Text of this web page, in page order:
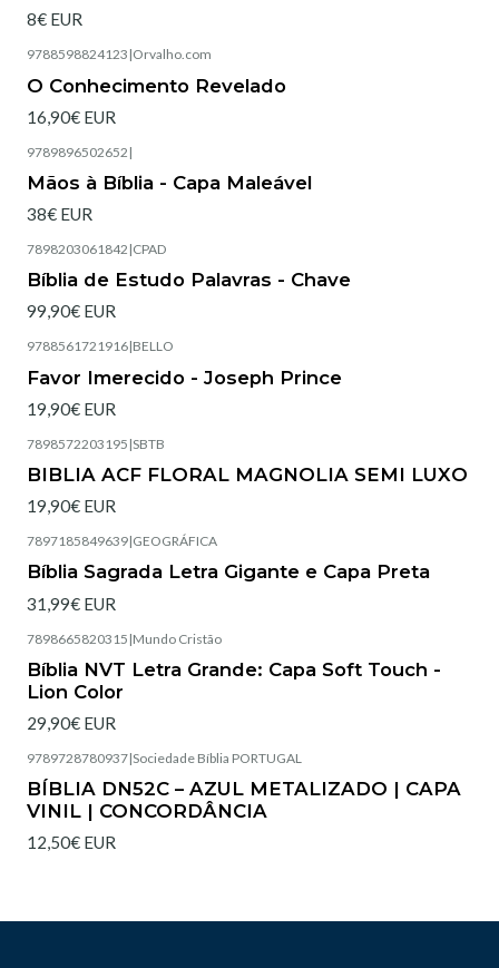
8€ EUR
9788598824123 |Orvalho.com
O Conhecimento Revelado
16,90€ EUR
9789896502652 |
Mãos à Bíblia - Capa Maleável
38€ EUR
7898203061842 |CPAD
Bíblia de Estudo Palavras - Chave
99,90€ EUR
9788561721916|BELLO
Favor Imerecido - Joseph Prince
19,90€ EUR
7898572203195 |SBTB
BIBLIA ACF FLORAL MAGNOLIA SEMI LUXO
19,90€ EUR
7897185849639|GEOGRÁFICA
Bíblia Sagrada Letra Gigante e Capa Preta
31,99€ EUR
7898665820315 |Mundo Cristão
Bíblia NVT Letra Grande: Capa Soft Touch -
Lion Color
29,90€ EUR
9789728780937|Sociedade Bíblia PORTUGAL
BÍBLIA DN52C – AZUL METALIZADO | CAPA
VINIL | CONCORDÂNCIA
12,50€ EUR